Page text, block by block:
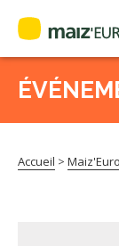
Accueil >